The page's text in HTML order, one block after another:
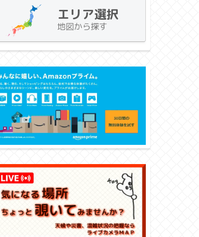
エリア選択
地図から探す